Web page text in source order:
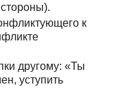
к
другому: «Ты
уступить